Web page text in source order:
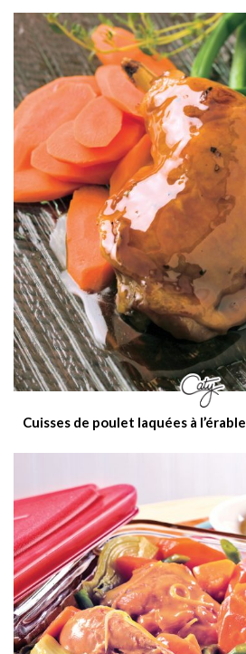
Cuisses de poulet laquées à l’érable